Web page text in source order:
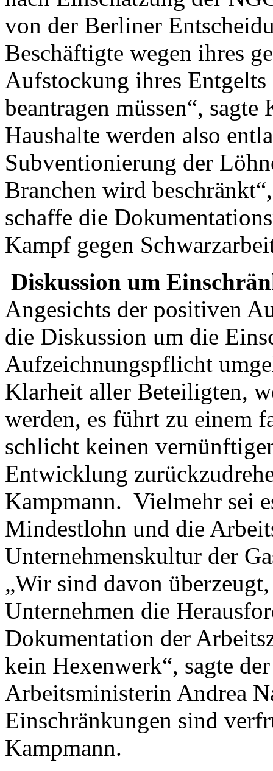
von der Berliner
Beschäftigte wegen ihres
Aufstockung ihres
beantragen müssen“,
Haushalte werden also
Subventionierung der
Branchen wird
schaffe die
Kampf gegen
Diskussion um
Angesichts der positiven
die Diskussion um die
Aufzeichnungspflicht
Klarheit aller Beteiligten,
werden, es führt zu einem
schlicht keinen
Entwicklung
Kampmann. Vielmehr sei
Mindestlohn und die
Unternehmenskultur der
„Wir sind davon
Unternehmen die
Dokumentation der
kein Hexenwerk“, sagte
Arbeitsministerin Andrea
Einschränkungen sind
Kampmann.